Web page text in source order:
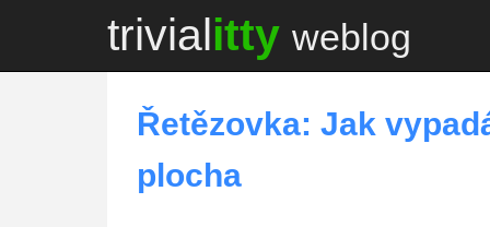
trivialitty weblog
Řetězovka: Jak
plocha